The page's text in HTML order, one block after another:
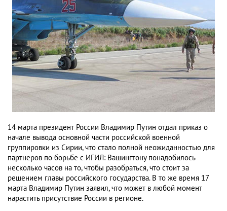
14 марта президент России Владимир Путин отдал приказ о
начале вывода основной части российской военной
группировки из Сирии, что стало полной неожиданностью для
партнеров по борьбе с ИГИЛ: Вашингтону понадобилось
несколько часов на то, чтобы разобраться, что стоит за
решением главы российского государства. В то же время 17
марта Владимир Путин заявил, что может в любой момент
нарастить присутствие России в регионе.